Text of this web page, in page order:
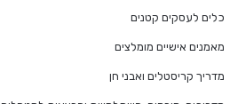
כלים לעסקים קטנים
מאמנים אישיים מומלצים
מדריך קריסטלים ואבני חן